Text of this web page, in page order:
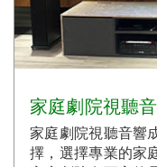
家庭劇院視聽
家庭劇院視聽音響
擇，選擇專業的家